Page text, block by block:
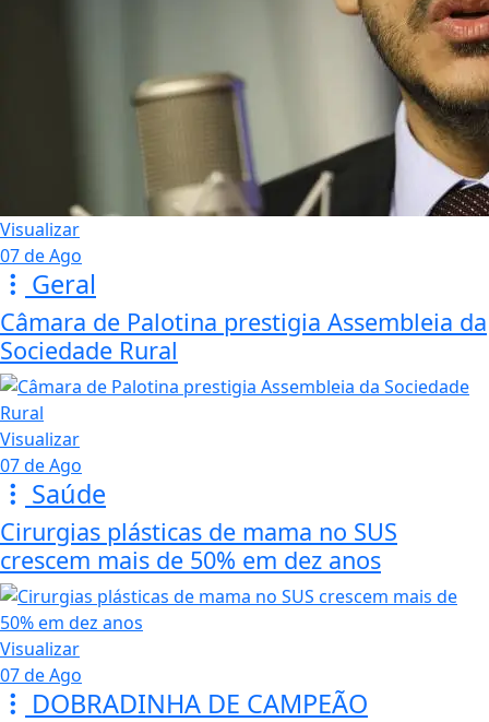
Visualizar
07 de Ago
Geral
Câmara de Palotina prestigia Assembleia da
Sociedade Rural
Visualizar
07 de Ago
Saúde
Cirurgias plásticas de mama no SUS
crescem mais de 50% em dez anos
Visualizar
07 de Ago
DOBRADINHA DE CAMPEÃO